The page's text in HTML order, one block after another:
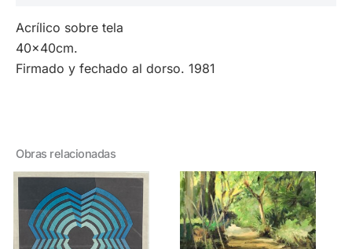
Acrílico sobre tela
40x40cm.
Firmado y fechado al dorso. 1981
Obras relacionadas